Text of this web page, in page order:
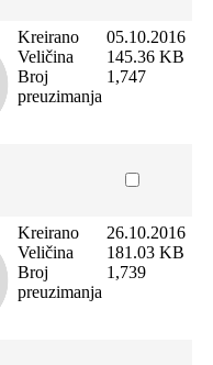
Kreirano
Veličina
Broj
preuzimanja
05.10.2016
145.36 KB
1,747
Kreirano
Veličina
Broj
preuzimanja
26.10.2016
181.03 KB
1,739